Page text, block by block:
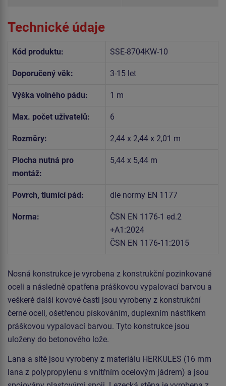
Technické údaje
Kód produktu: SSE-8704KW-10
Doporučený věk: 3-15 let
Výška volného pádu: 1 m
Max. počet uživatelů: 6
Rozměry: 2,44 x 2,44 x 2,01 m
Plocha nutná pro
montáž:
5,44 x 5,44 m
Povrch, tlumící pád: dle normy EN 1177
Norma:
ČSN EN 1176-1 ed.2
+A1:2024
ČSN EN 1176-11:2015
Nosná konstrukce je vyrobena z konstrukční pozinkované
oceli a následně opatřena práškovou vypalovací barvou a
veškeré další kovové časti jsou vyrobeny z konstrukční
černé oceli, ošetřenou pískováním, duplexním nástřikem
práškovou vypalovací barvou. Tyto konstrukce jsou
uloženy do betonového lože.
Lana a sítě jsou vyrobeny z materiálu HERKULES (16 mm
lana z polypropylenu s vnitřním ocelovým jádrem) a jsou